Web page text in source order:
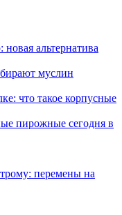
муслин
пирожные сегодня в
перемены на